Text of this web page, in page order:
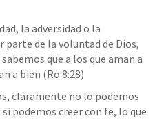
la adversidad o la
de la voluntad de Dios,
que a los que aman a
a bien (Ro 8:28)
claramente no lo podemos
podemos creer con fe, lo que